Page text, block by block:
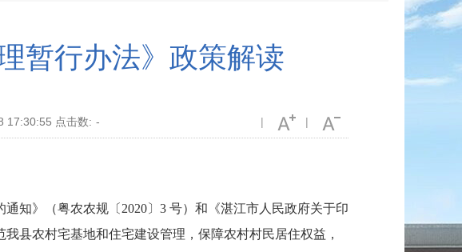
暂行办法》政策解读
|
|
17:30:55 点击数: -
》（粤农农规〔2020〕3 号）和《湛江市人民政府关于印
县农村宅基地和住宅建设管理，保障农村村民居住权益，